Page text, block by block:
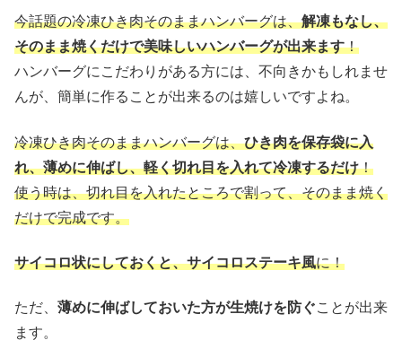
今話題の冷凍ひき肉そのままハンバーグは、解凍もなし、
そのまま焼くだけで美味しいハンバーグが出来ます！
ハンバーグにこだわりがある方には、不向きかもしれませ
んが、簡単に作ることが出来るのは嬉しいですよね。
冷凍ひき肉そのままハンバーグは、ひき肉を保存袋に入
れ、薄めに伸ばし、軽く切れ目を入れて冷凍するだけ！
使う時は、切れ目を入れたところで割って、そのまま焼く
だけで完成です。
サイコロ状にしておくと、サイコロステーキ風に！
ただ、 薄めに伸ばしておいた方が生焼けを防ぐことが出来
ます。